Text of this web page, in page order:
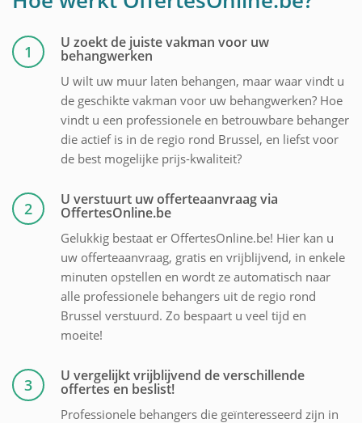
1 U zoekt de juiste vakman voor uw
behangwerken
U wilt uw muur laten behangen, maar waar vindt u
de geschikte vakman voor uw behangwerken? Hoe
vindt u een professionele en betrouwbare behanger
die actief is in de regio rond Brussel, en liefst voor
de best mogelijke prijs-kwaliteit?
2 U verstuurt uw offerteaanvraag via
OffertesOnline.be
Gelukkig bestaat er OffertesOnline.be! Hier kan u
uw offerteaanvraag, gratis en vrijblijvend, in enkele
minuten opstellen en wordt ze automatisch naar
alle professionele behangers uit de regio rond
Brussel verstuurd. Zo bespaart u veel tijd en
moeite!
3 U vergelijkt vrijblijvend de verschillende
offertes en beslist!
Professionele behangers die geïnteresseerd zijn in